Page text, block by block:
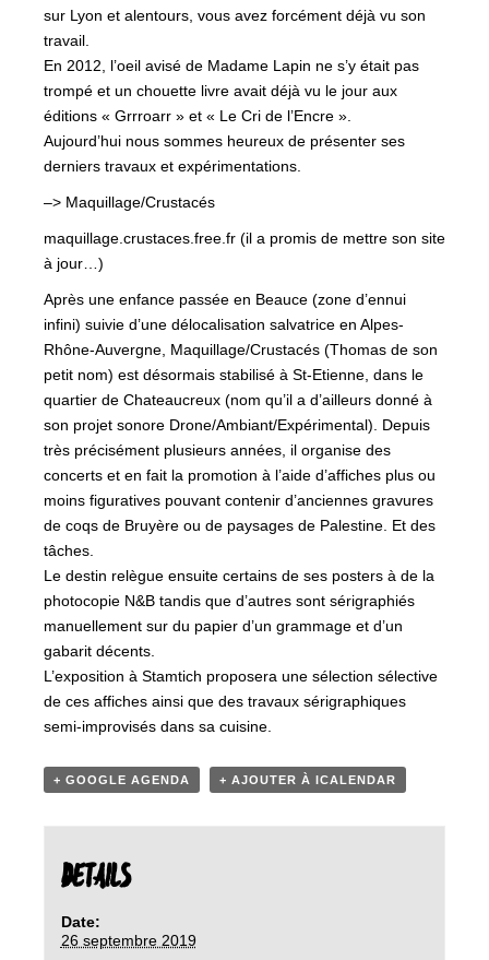
sur Lyon et alentours, vous avez forcément déjà vu son
travail.
En 2012, l’oeil avisé de Madame Lapin ne s’y était pas
trompé et un chouette livre avait déjà vu le jour aux
éditions « Grrroarr » et « Le Cri de l’Encre ».
Aujourd’hui nous sommes heureux de présenter ses
derniers travaux et expérimentations.
–> Maquillage/Crustacés
maquillage.crustaces.free.fr (il a promis de mettre son site
à jour…)
Après une enfance passée en Beauce (zone d’ennui
infini) suivie d’une délocalisation salvatrice en Alpes-
Rhône-Auvergne, Maquillage/Crustacés (Thomas de son
petit nom) est désormais stabilisé à St-Etienne, dans le
quartier de Chateaucreux (nom qu’il a d’ailleurs donné à
son projet sonore Drone/Ambiant/Expérimental). Depuis
très précisément plusieurs années, il organise des
concerts et en fait la promotion à l’aide d’affiches plus ou
moins figuratives pouvant contenir d’anciennes gravures
de coqs de Bruyère ou de paysages de Palestine. Et des
tâches.
Le destin relègue ensuite certains de ses posters à de la
photocopie N&B tandis que d’autres sont sérigraphiés
manuellement sur du papier d’un grammage et d’un
gabarit décents.
L’exposition à Stamtich proposera une sélection sélective
de ces affiches ainsi que des travaux sérigraphiques
semi-improvisés dans sa cuisine.
+ GOOGLE AGENDA + AJOUTER À ICALENDAR
DETAILS
Date:
26 septembre 2019